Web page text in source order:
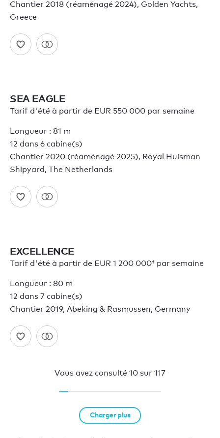
Chantier 2018 (réaménagé 2024), Golden Yachts,
Greece
SEA EAGLE
Tarif d'été à partir de EUR 550 000 par semaine
Longueur : 81 m
12 dans 6 cabine(s)
Chantier 2020 (réaménagé 2025), Royal Huisman
Shipyard, The Netherlands
EXCELLENCE
Tarif d'été à partir de EUR 1 200 000† par semaine
Longueur : 80 m
12 dans 7 cabine(s)
Chantier 2019, Abeking & Rasmussen, Germany
Vous avez consulté 10 sur 117
Charger plus